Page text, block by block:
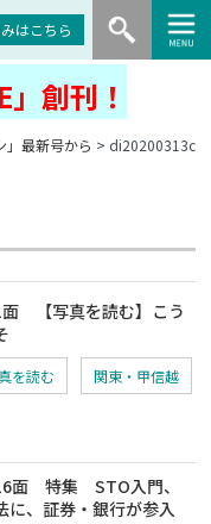
はこちら
」創刊！
」最新号から > di20200313c
【写真を読む】こう
を読む 関東・甲信越
面 特集 STO入門、
に、証券・銀行が参入